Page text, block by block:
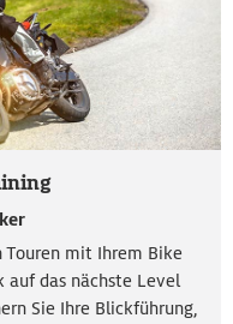
mit Ihrem Bike
auf das nächste Level
Sie Ihre Blickführung,